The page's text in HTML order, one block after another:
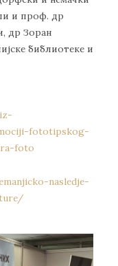
и проф. др
др Зоран
библиотеке и
fototipskog-
foto
nasledje-